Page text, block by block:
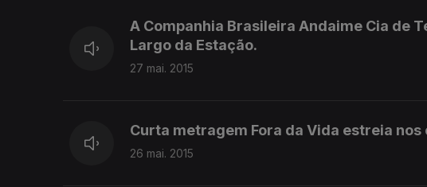
A Companhia Brasileira Andaime Cia de
Largo da Estação.
27 mai. 2015
Curta metragem Fora da Vida estreia
26 mai. 2015